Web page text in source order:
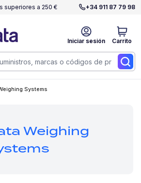
superiores a 250 € +34 911 87 79 98
Iniciar sesión Carrito
Systems
Weighing